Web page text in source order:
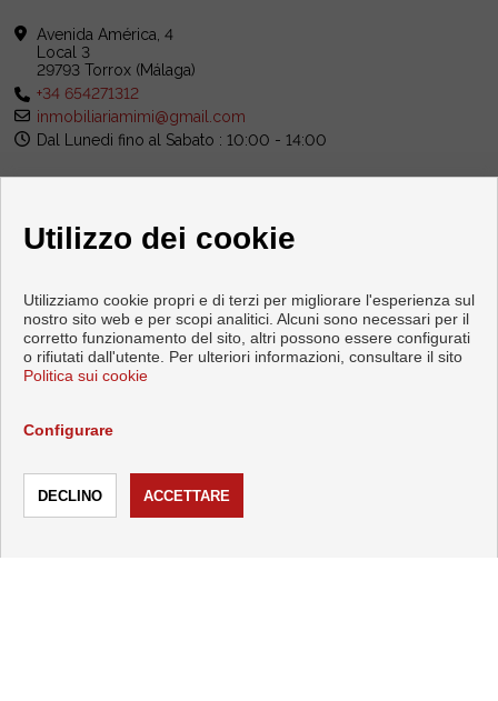
Avenida América, 4
Local 3
29793 Torrox (Málaga)
+34 654271312
inmobiliariamimi@gmail.com
Dal Lunedi fino al Sabato : 10:00 - 14:00
Pisi e case in vendita a Torrox
Utilizzo dei cookie
Utilizziamo cookie propri e di terzi per migliorare l'esperienza sul
nostro sito web e per scopi analitici. Alcuni sono necessari per il
corretto funzionamento del sito, altri possono essere configurati
o rifiutati dall'utente. Per ulteriori informazioni, consultare il sito
Politica sui cookie
Configurare